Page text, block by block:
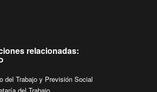
relacionadas:
del Trabajo y Previsión Social